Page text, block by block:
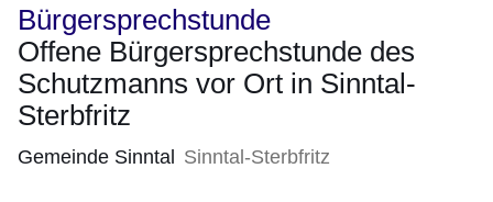
November
2026)
Bürgersprechstunde
Offene Bürgersprechstunde des
Schutzmanns vor Ort in Sinntal-
Sterbfritz
Gemeinde Sinntal Sinntal-Sterbfritz